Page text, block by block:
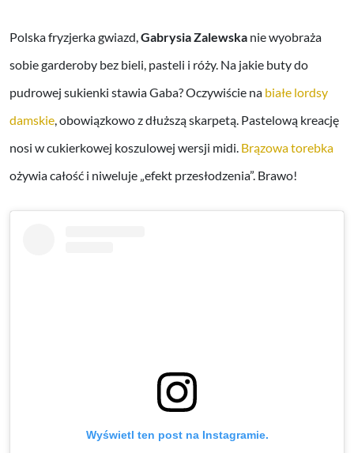
Polska fryzjerka gwiazd,Gabrysia Zalewska nie wyobraża
sobie garderoby bez bieli, pasteli i róży. Na jakie buty do
pudrowej sukienki stawia Gaba? Oczywiście na białe lordsy
damskie, obowiązkowo z dłuższą skarpetą. Pastelową kreację
nosi w cukierkowej koszulowej wersji midi. Brązowa torebka
ożywia całość i niweluje „efekt przesłodzenia”. Brawo!
Wyświetl ten post na Instagramie.